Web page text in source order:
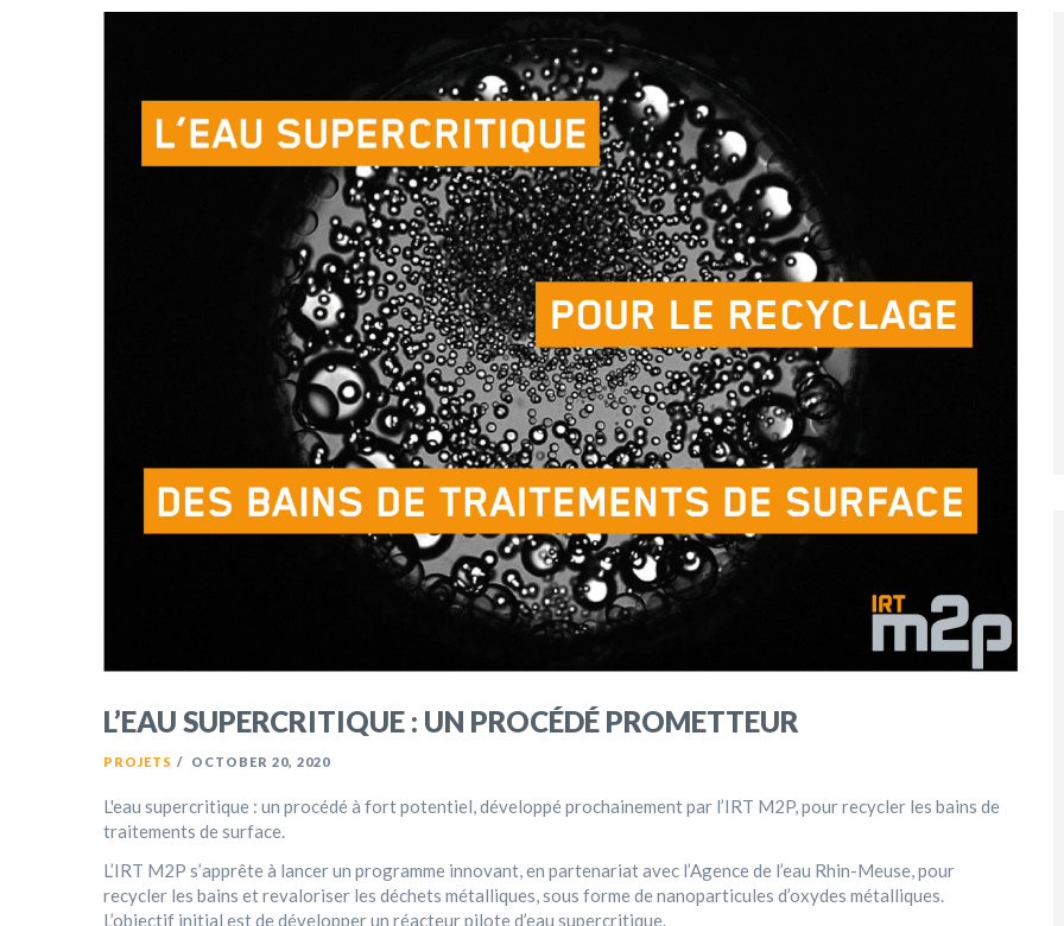
L’EAU SUPERCRITIQUE : UN PROCÉDÉ PROMETTEUR
PROJETS / OCTOBER 20, 2020
L'eau supercritique : un procédé à fort potentiel, développé prochainement par l’IRT M2P, pour recycler les bains de
traitements de surface.
L’IRT M2P s’apprête à lancer un programme innovant, en partenariat avec l’Agence de l’eau Rhin-Meuse, pour
recycler les bains et revaloriser les déchets métalliques, sous forme de nanoparticules d’oxydes métalliques.
L’objectif initial est de développer un réacteur pilote d’eau supercritique.